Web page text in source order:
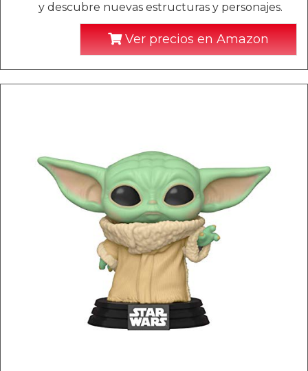
y descubre nuevas estructuras y personajes.
Ver precios en Amazon